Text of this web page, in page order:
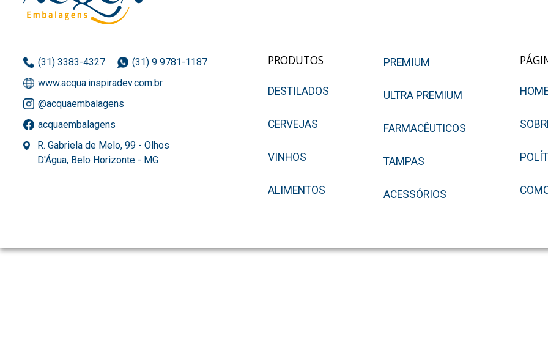
(31) 3383-4327
(31) 9 9781-1187
www.acqua.inspiradev.com.br
@acquaembalagens
acquaembalagens
R. Gabriela de Melo, 99 - Olhos
D'Água, Belo Horizonte - MG
PRODUTOS
DESTILADOS
CERVEJAS
VINHOS
ALIMENTOS
PREMIUM
ULTRA PREMIUM
FARMACÊUTICOS
TAMPAS
ACESSÓRIOS